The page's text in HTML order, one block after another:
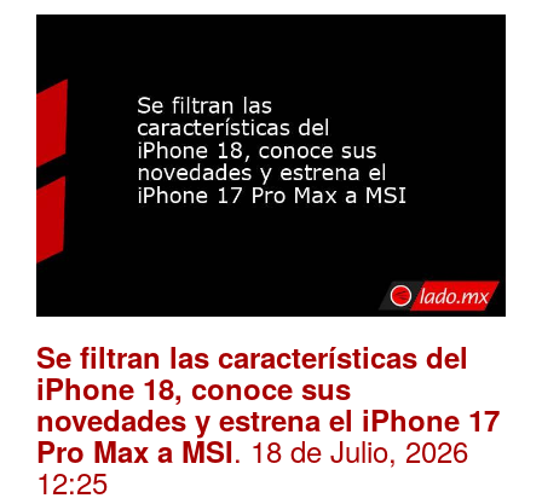
Se filtran las características del
iPhone 18, conoce sus
novedades y estrena el iPhone 17
Pro Max a MSI. 18 de Julio, 2026
12:25